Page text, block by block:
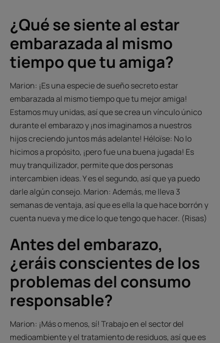
¿Qué se siente al estar
embarazada al mismo
tiempo que tu amiga?
Marion: ¡Es una especie de sueño secreto estar
embarazada al mismo tiempo que tu mejor amiga!
Estamos muy unidas, así que se crea un vínculo único
durante el embarazo y ¡nos imaginamos a nuestros
hijos creciendo juntos más adelante! Héloïse: No lo
hicimos a propósito, ¡pero fue una buena jugada! Es
muy tranquilizador, permite que dos personas
intercambien ideas. Y es el segundo, así que ya puedo
darle algún consejo. Marion: Además, me lleva 3
semanas de ventaja, así que es ella la que hace borrón y
cuenta nueva y me dice lo que tengo que hacer. (Risas)
Antes del embarazo,
¿eráis conscientes de los
problemas del consumo
responsable?
Marion: ¡Más o menos, sí! Trabajo en el sector del
medioambiente y el tratamiento de residuos, así que es